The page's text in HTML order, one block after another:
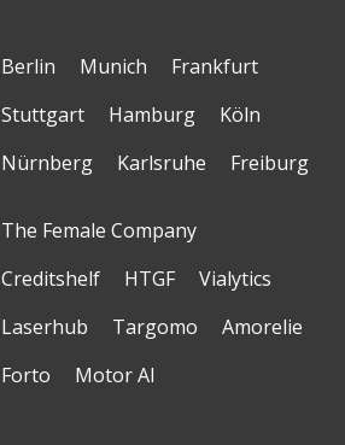
Berlin Munich
Frankfurt
Stuttgart
Hamburg
Köln
Nürnberg
Karlsruhe Freiburg
The Female Company
Creditshelf
HTGF
Vialytics
Laserhub
Targomo
Amorelie
Forto
Motor AI